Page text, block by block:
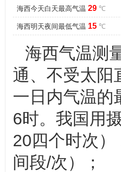
海西今天白天最高气温 29 ℃
海西明天夜间最低气温 15 ℃
海西气温测
通、不受太阳
一日内气温的
6时。我国用
20四个时次
间段/次）；